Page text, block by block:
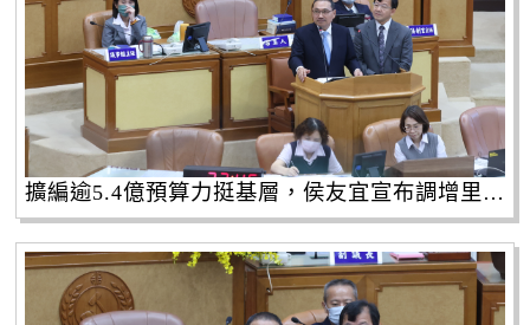
擴編逾5.4億預算力挺基層，侯友宜宣布調增里基等6項經費。